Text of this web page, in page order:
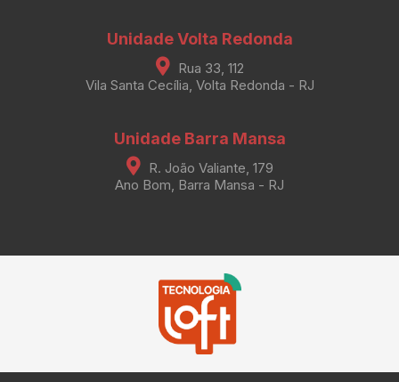
Unidade Volta Redonda
Rua 33, 112
Vila Santa Cecília, Volta Redonda - RJ
Unidade Barra Mansa
R. João Valiante, 179
Ano Bom, Barra Mansa - RJ